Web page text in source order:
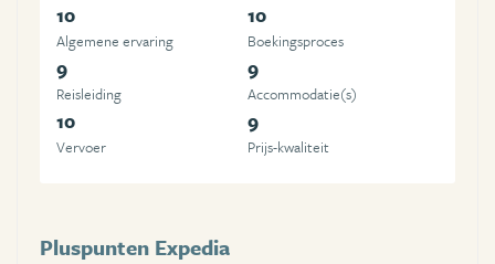
10
Algemene ervaring
10
Boekingsproces
9
Reisleiding
9
Accommodatie(s)
10
Vervoer
9
Prijs-kwaliteit
Pluspunten Expedia